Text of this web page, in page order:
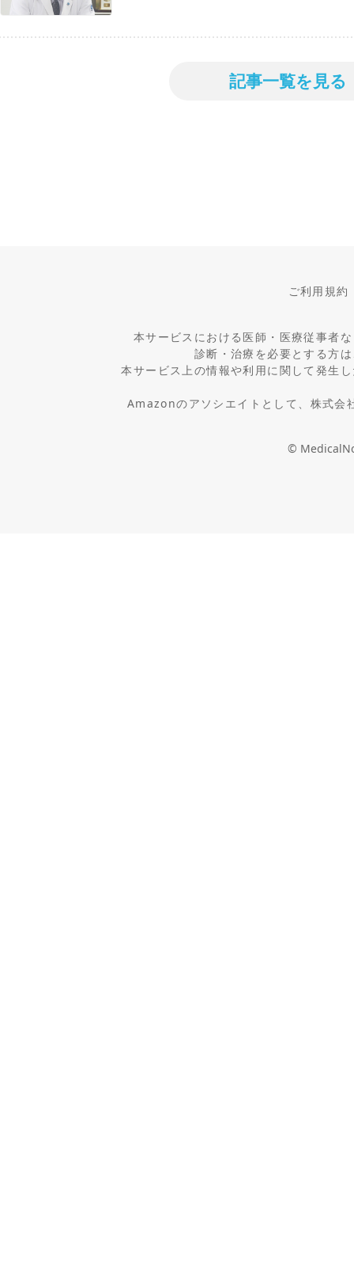
記事一覧を見る
ご利用規約
本サービスにおける医師・医療従事者
診断・治療を必要とする方
本サービス上の情報や利用に関して発生
Amazonのアソシエイトとして、株式会
©